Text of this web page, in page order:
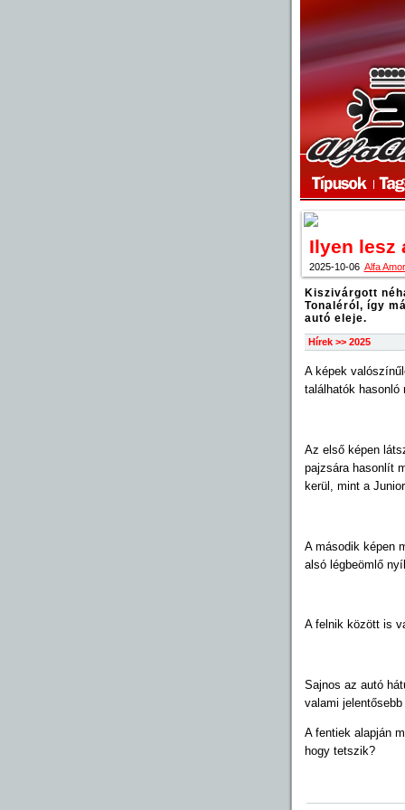
Ilyen lesz
2025-10-06 Alfa
Kiszivárgott
Tonaléról, így
autó eleje.
Hírek >> 2025
A képek
találhatók hasonló
Az első képen
pajzsára hasonlít
kerül, mint a
A második képen
alsó légbeömlő
A felnik között is
Sajnos az autó
valami
A fentiek alapján
hogy tetszik?